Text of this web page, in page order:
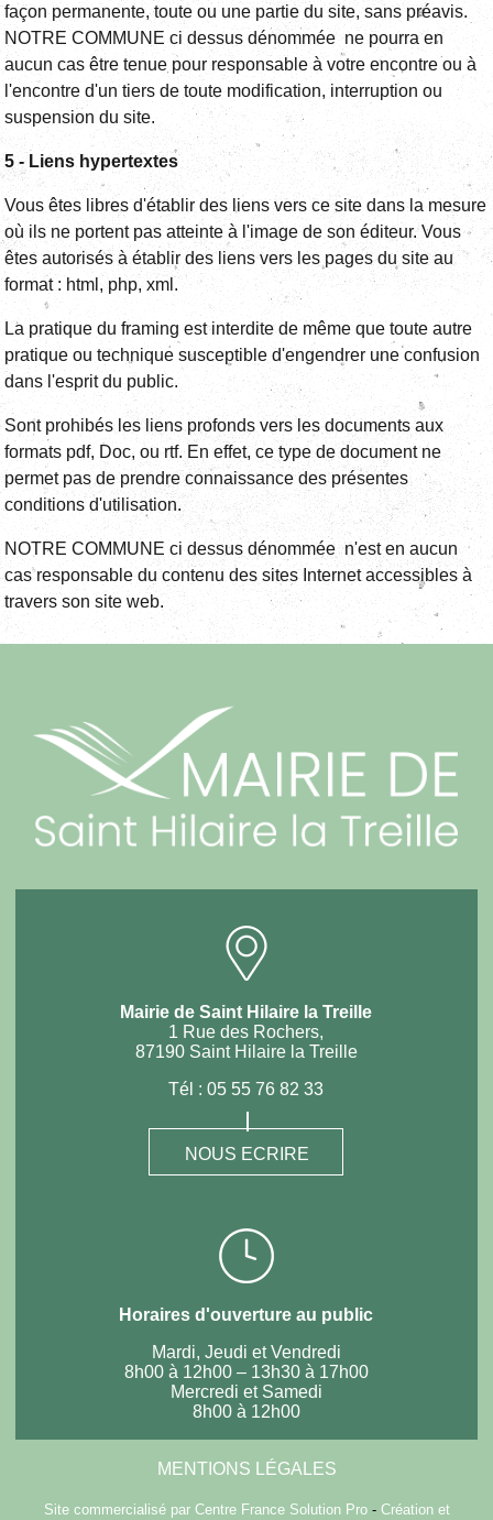
façon permanente, toute ou une partie du site, sans préavis.
NOTRE COMMUNE ci dessus dénommée ne pourra en
aucun cas être tenue pour responsable à votre encontre ou à
l'encontre d'un tiers de toute modification, interruption ou
suspension du site.
5 - Liens hypertextes
Vous êtes libres d'établir des liens vers ce site dans la mesure
où ils ne portent pas atteinte à l'image de son éditeur. Vous
êtes autorisés à établir des liens vers les pages du site au
format : html, php, xml.
La pratique du framing est interdite de même que toute autre
pratique ou technique susceptible d'engendrer une confusion
dans l'esprit du public.
Sont prohibés les liens profonds vers les documents aux
formats pdf, Doc, ou rtf. En effet, ce type de document ne
permet pas de prendre connaissance des présentes
conditions d'utilisation.
NOTRE COMMUNE ci dessus dénommée n'est en aucun
cas responsable du contenu des sites Internet accessibles à
travers son site web.
Mairie de Saint Hilaire la Treille
1 Rue des Rochers,
87190 Saint Hilaire la Treille
Tél :05 55 76 82 33
NOUS ECRIRE
Horaires d'ouverture au public
Mardi, Jeudi et Vendredi
8h00 à 12h00 – 13h30 à 17h00
Mercredi et Samedi
8h00 à 12h00
MENTIONS LÉGALES
Site commercialisé par Centre France Solution Pro- Création et